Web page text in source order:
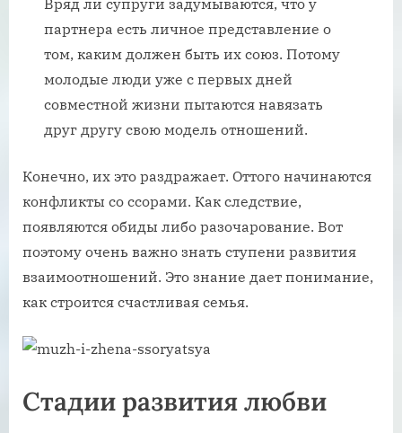
партнера есть личное представление о
том, каким должен быть их союз. Потому
молодые люди уже с первых дней
совместной жизни пытаются навязать
друг другу свою модель отношений.
Конечно, их это раздражает. Оттого начинаются
конфликты со ссорами. Как следствие,
появляются обиды либо разочарование. Вот
поэтому очень важно знать ступени развития
взаимоотношений. Это знание дает понимание,
как строится счастливая семья.
Стадии развития любви